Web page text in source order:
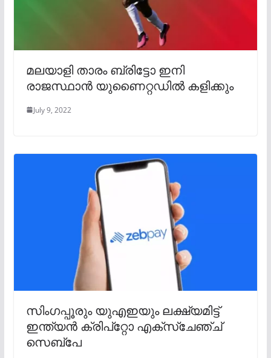
മലയാളി താരം ബ്രിട്ടോ ഇനി
രാജസ്ഥാൻ യുണൈറ്റഡിൽ കളിക്കും
July 9, 2022
സിംഗപ്പൂരും യുഎഇയും ലക്ഷ്യമിട്ട്
ഇന്ത്യൻ ക്രിപ്‌റ്റോ എക്‌സ്‌ചേഞ്ച്
സെബ്‌പേ